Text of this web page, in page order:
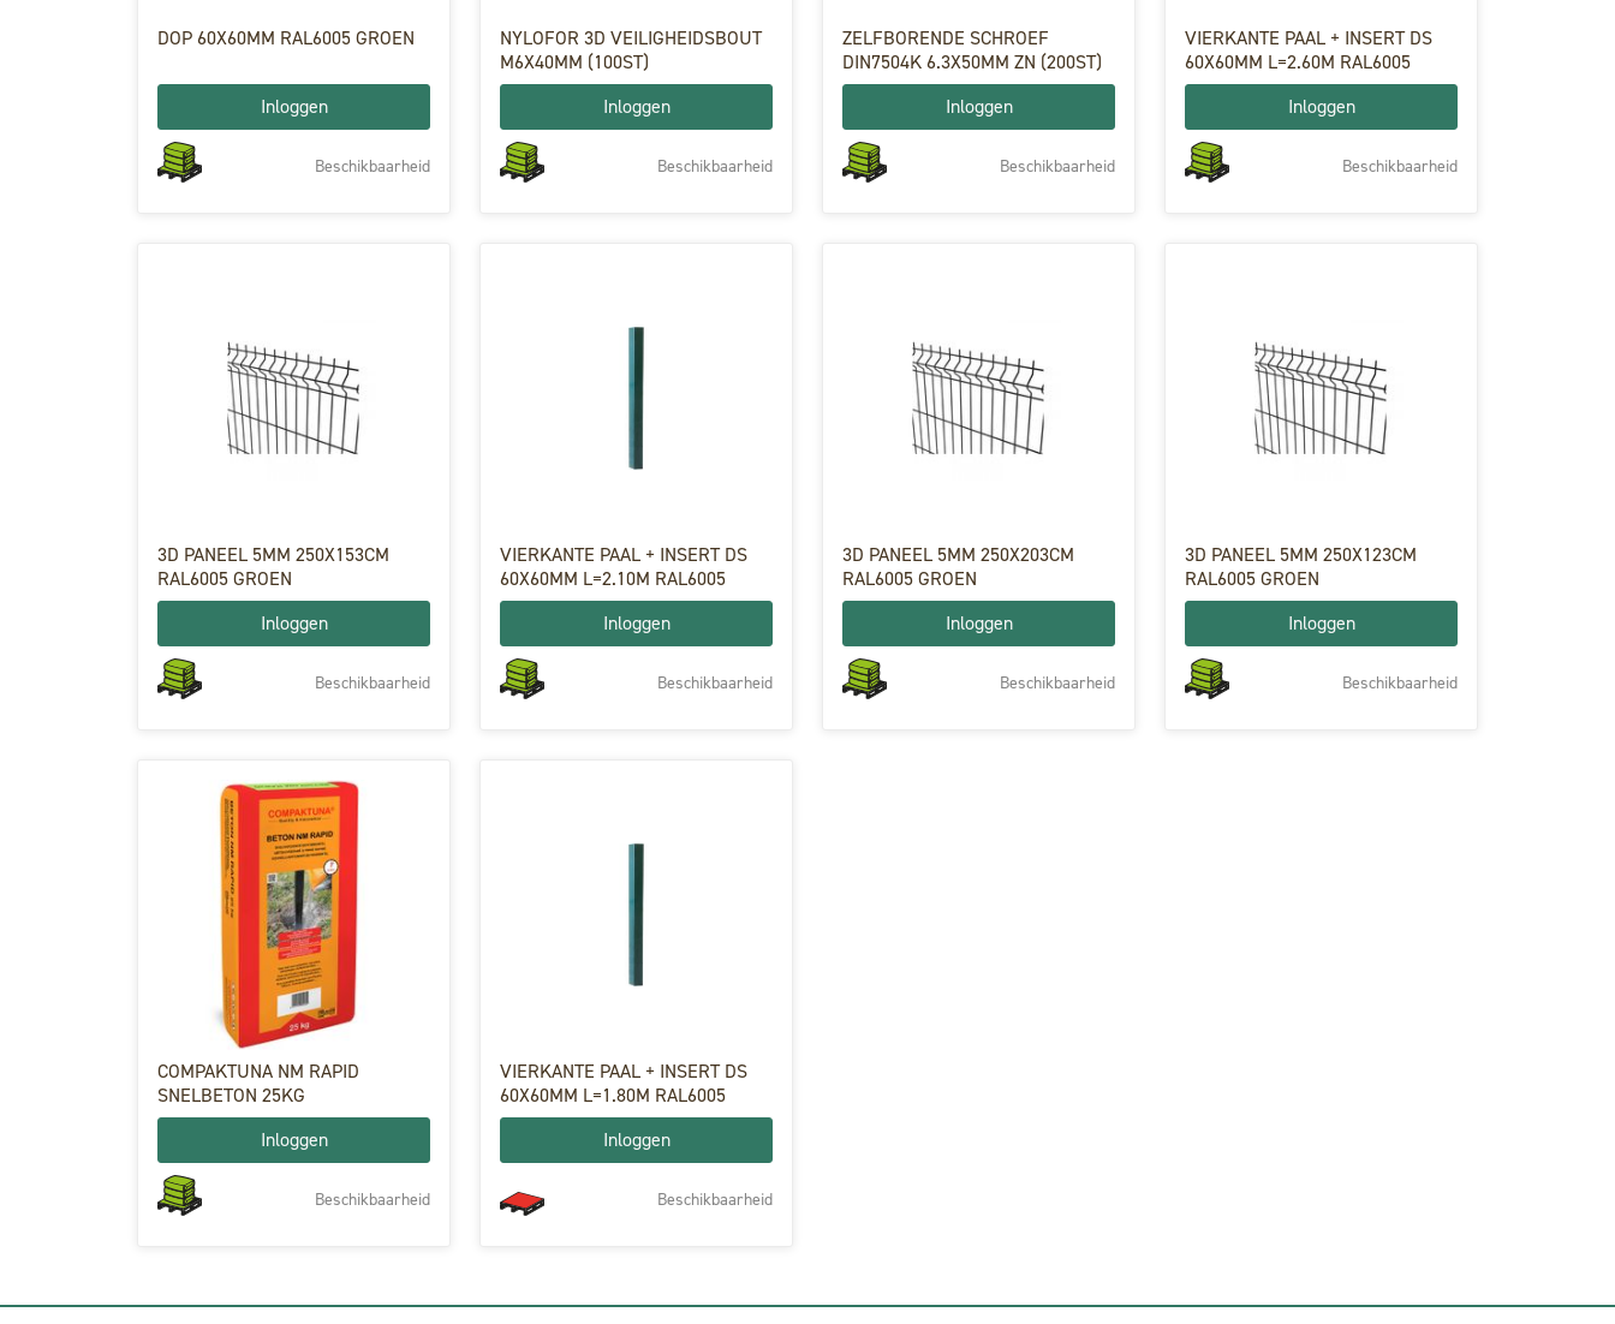
DOP 60X60MM RAL6005 GROEN
Inloggen
Beschikbaarheid
NYLOFOR 3D VEILIGHEIDSBOUT
M6X40MM (100ST)
Inloggen
Beschikbaarheid
ZELFBORENDE SCHROEF
DIN7504K 6.3X50MM ZN (200ST)
Inloggen
Beschikbaarheid
VIERKANTE PAAL + INSERT DS
60X60MM L=2.60M RAL6005
Inloggen
Beschikbaarheid
3D PANEEL 5MM 250X153CM
RAL6005 GROEN
Inloggen
Beschikbaarheid
VIERKANTE PAAL + INSERT DS
60X60MM L=2.10M RAL6005
Inloggen
Beschikbaarheid
3D PANEEL 5MM 250X203CM
RAL6005 GROEN
Inloggen
Beschikbaarheid
3D PANEEL 5MM 250X123CM
RAL6005 GROEN
Inloggen
Beschikbaarheid
COMPAKTUNA NM RAPID
SNELBETON 25KG
Inloggen
Beschikbaarheid
VIERKANTE PAAL + INSERT DS
60X60MM L=1.80M RAL6005
Inloggen
Beschikbaarheid